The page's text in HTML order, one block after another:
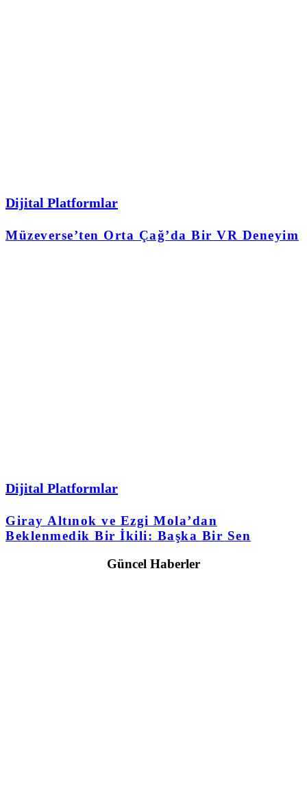
Dijital Platformlar
Müzeverse’ten Orta Çağ’da Bir VR Deneyim
Dijital Platformlar
Giray Altınok ve Ezgi Mola’dan
Beklenmedik Bir İkili: Başka Bir Sen
Güncel Haberler